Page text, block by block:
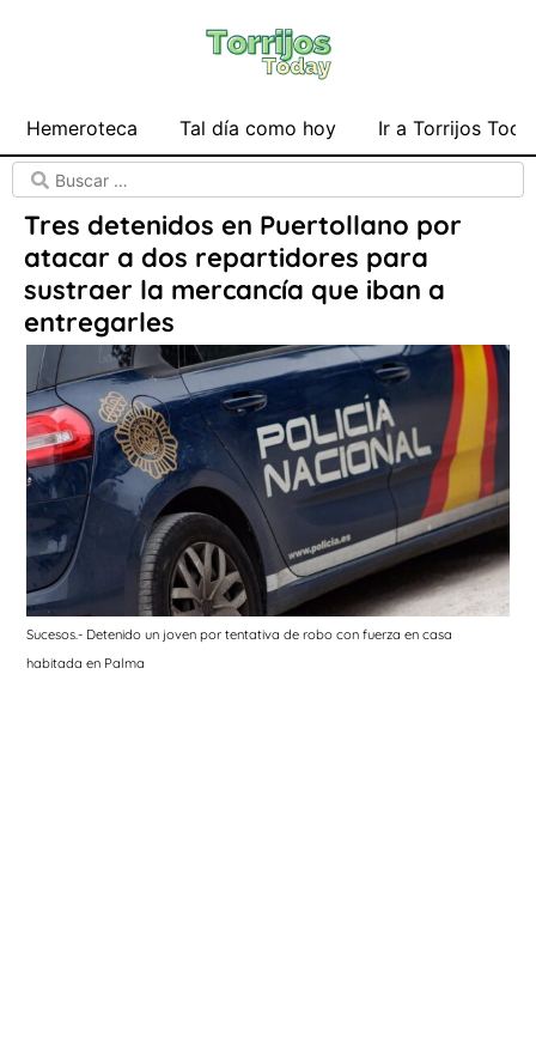
Hemeroteca Tal día como hoy Ir a Torrijos
Tres detenidos en Puertollano por
atacar a dos repartidores para
sustraer la mercancía que iban a
entregarles
Sucesos.- Detenido un joven por tentativa de robo con fuerza en casa
habitada en Palma